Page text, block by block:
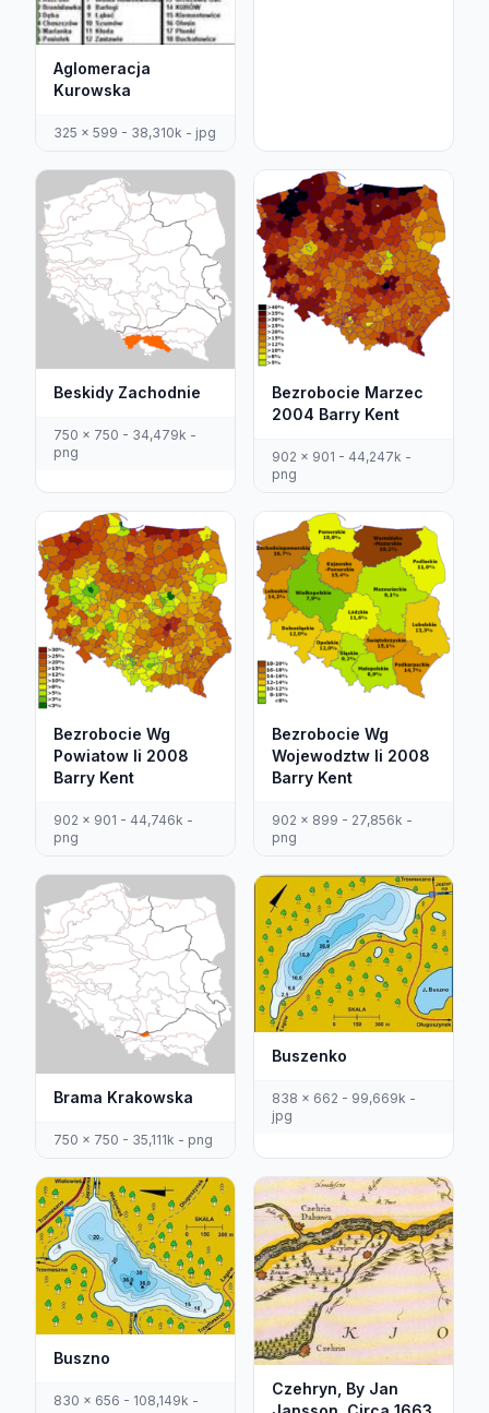
Aglomeracja
Kurowska
325 x 599 - 38,310k - jpg
Beskidy Zachodnie
750 x 750 - 34,479k -
png
Bezrobocie Marzec
2004 Barry Kent
902 x 901 - 44,247k -
png
Bezrobocie Wg
Powiatow Ii 2008
Barry Kent
902 x 901 - 44,746k -
png
Bezrobocie Wg
Wojewodztw Ii 2008
Barry Kent
902 x 899 - 27,856k -
png
Brama Krakowska
750 x 750 - 35,111k - png
Buszenko
838 x 662 - 99,669k -
jpg
Buszno
830 x 656 - 108,149k -
Czehryn, By Jan